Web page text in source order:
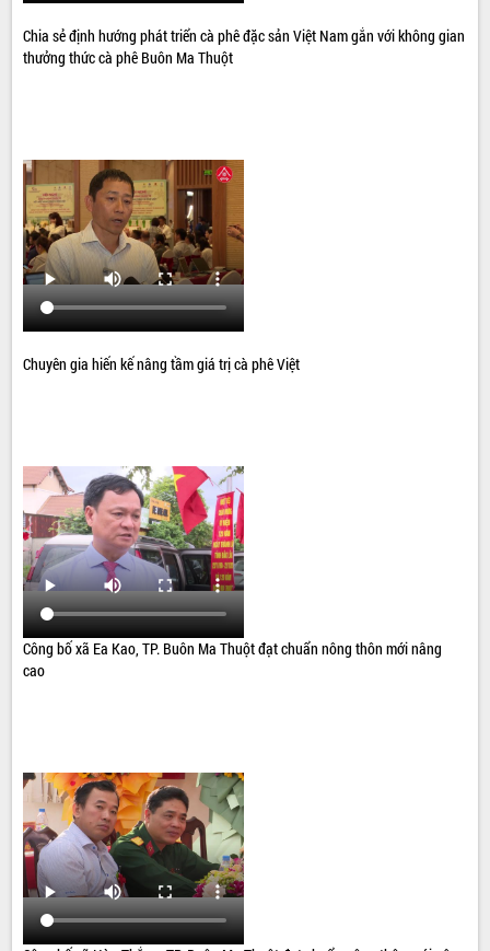
Chia sẻ định hướng phát triển cà phê đặc sản Việt Nam gắn với không gian
thưởng thức cà phê Buôn Ma Thuột
Chuyên gia hiến kế nâng tầm giá trị cà phê Việt
Công bố xã Ea Kao, TP. Buôn Ma Thuột đạt chuẩn nông thôn mới nâng
cao